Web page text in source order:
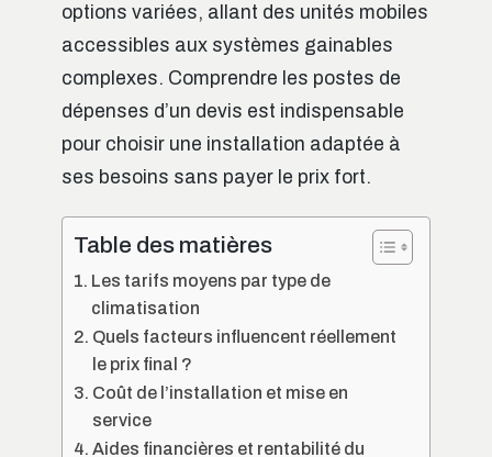
options variées, allant des unités mobiles
accessibles aux systèmes gainables
complexes. Comprendre les postes de
dépenses d’un devis est indispensable
pour choisir une installation adaptée à
ses besoins sans payer le prix fort.
Table des matières
Les tarifs moyens par type de
climatisation
Quels facteurs influencent réellement
le prix final ?
Coût de l’installation et mise en
service
Aides financières et rentabilité du